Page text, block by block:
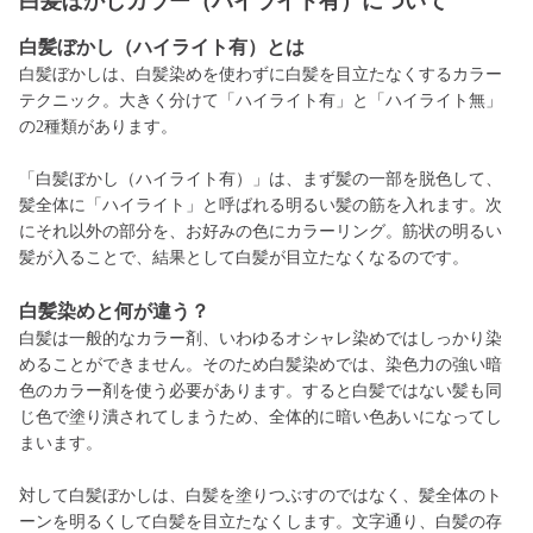
白髪ぼかし（ハイライト有）とは
白髪ぼかしは、白髪染めを使わずに白髪を目立たなくするカラー
テクニック。大きく分けて「ハイライト有」と「ハイライト無」
の2種類があります。
「白髪ぼかし（ハイライト有）」は、まず髪の一部を脱色して、
髪全体に「ハイライト」と呼ばれる明るい髪の筋を入れます。次
にそれ以外の部分を、お好みの色にカラーリング。筋状の明るい
髪が入ることで、結果として白髪が目立たなくなるのです。
白髪染めと何が違う？
白髪は一般的なカラー剤、いわゆるオシャレ染めではしっかり染
めることができません。そのため白髪染めでは、染色力の強い暗
色のカラー剤を使う必要があります。すると白髪ではない髪も同
じ色で塗り潰されてしまうため、全体的に暗い色あいになってし
まいます。
対して白髪ぼかしは、白髪を塗りつぶすのではなく、髪全体のト
ーンを明るくして白髪を目立たなくします。文字通り、白髪の存